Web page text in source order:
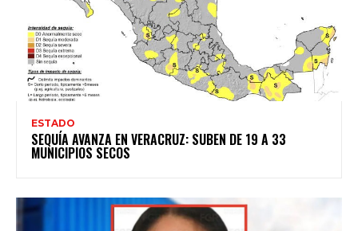
ESTADO
SEQUÍA AVANZA EN VERACRUZ: SUBEN DE 19 A 33
MUNICIPIOS SECOS